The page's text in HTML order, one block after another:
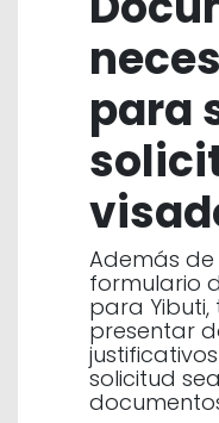
para
Además
formulario
para
presentar
solicitud